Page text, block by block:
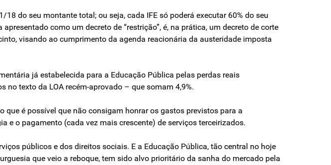
do seu montante total; ou seja, cada IFE só poderá executar 60% do seu
como um decreto de “restrição”, é, na prática, um decreto de corte
visando ao cumprimento da agenda reacionária da austeridade imposta
já estabelecida para a Educação Pública pelas perdas reais
no texto da LOA recém-aprovado – que somam 4,9%.
que é possível que não consigam honrar os gastos previstos para a
e o pagamento (cada vez mais crescente) de serviços terceirizados.
públicos e dos direitos sociais. E a Educação Pública, tão central no hoje
que veio a reboque, tem sido alvo prioritário da sanha do mercado pela